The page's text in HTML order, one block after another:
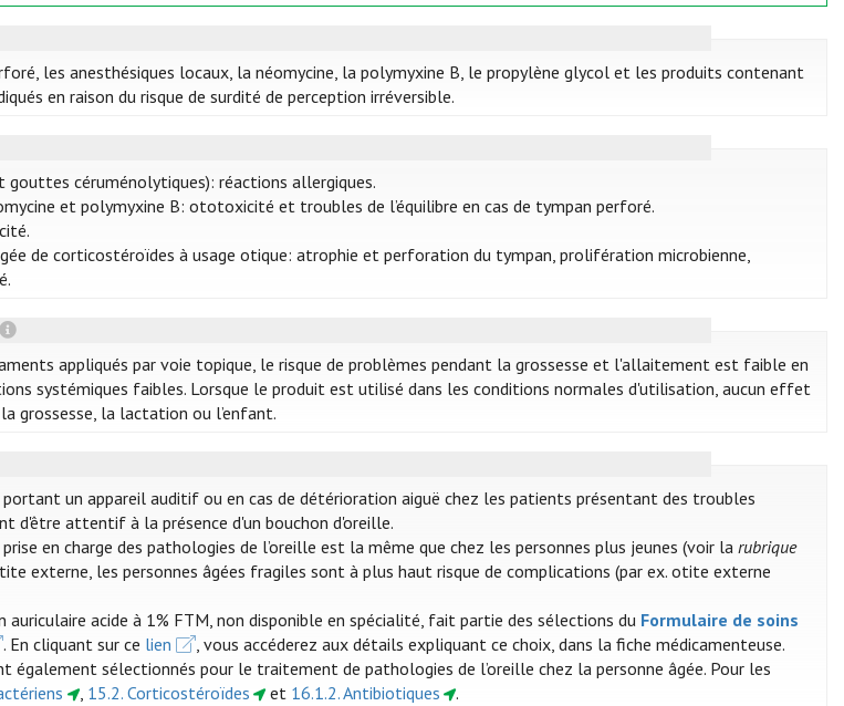
les anesthésiques locaux, la néomycine, la polymyxine B, le propylène glycol et les produits contenant
en raison du risque de surdité de perception irréversible.
gouttes céruménolytiques): réactions allergiques.
et polymyxine B: ototoxicité et troubles de l’équilibre en cas de tympan perforé.
de corticostéroïdes à usage otique: atrophie et perforation du tympan, prolifération microbienne,
appliqués par voie topique, le risque de problèmes pendant la grossesse et l'allaitement est faible en
systémiques faibles. Lorsque le produit est utilisé dans les conditions normales d'utilisation, aucun effet
grossesse, la lactation ou l’enfant.
portant un appareil auditif ou en cas de détérioration aiguë chez les patients présentant des troubles
d'être attentif à la présence d'un bouchon d'oreille.
en charge des pathologies de l’oreille est la même que chez les personnes plus jeunes (voir larubrique
externe, les personnes âgées fragiles sont à plus haut risque de complications (par ex. otite externe
auriculaire acide à 1% FTM, non disponible en spécialité, fait partie des sélections du Formulaire de soins
. En cliquant sur ce lien
, vous accéderez aux détails expliquant ce choix, dans la fiche médicamenteuse.
également sélectionnés pour le traitement de pathologies de l’oreille chez la personne âgée. Pour les
, 15.2. Corticostéroïdes et 16.1.2. Antibiotiques .